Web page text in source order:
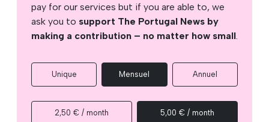
pay for our services but if you are able to, we
ask you to support The Portugal News by
making a contribution – no matter how small.
Unique Mensuel Annuel
2,50 € / month 5,00 € / month